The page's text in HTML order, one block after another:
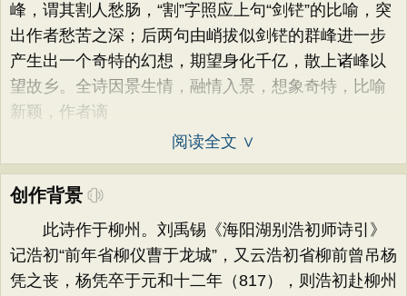
峰，谓其割人愁肠，“割”字照应上句“剑铓”的比喻，突
出作者愁苦之深；后两句由峭拔似剑铓的群峰进一步
产生出一个奇特的幻想，期望身化千亿，散上诸峰以
望故乡。全诗因景生情，融情入景，想象奇特，比喻
新颖，作者谪
阅读全文 ∨
创作背景
此诗作于柳州。刘禹锡《海阳湖别浩初师诗引》
记浩初“前年省柳仪曹于龙城”，又云浩初省柳前曾吊杨
凭之丧，杨凭卒于元和十二年（817），则浩初赴柳州